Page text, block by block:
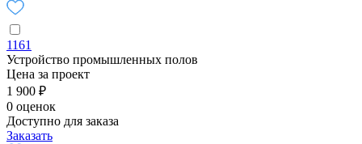
1161
Устройство промышленных полов
Цена за проект
1 900 ₽
0 оценок
Доступно для заказа
Заказать